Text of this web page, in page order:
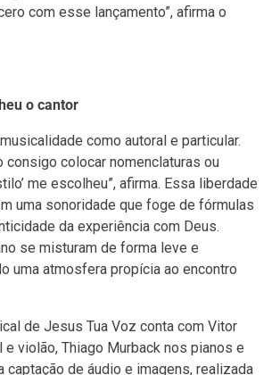
com esse lançamento”, afirma o
o cantor
como autoral e particular.
consigo colocar nomenclaturas ou
me escolheu”, afirma. Essa liberdade
uma sonoridade que foge de fórmulas
da experiência com Deus.
se misturam de forma leve e
uma atmosfera propícia ao encontro
de Jesus Tua Voz conta com Vitor
e violão, Thiago Murback nos pianos e
captação de áudio e imagens, realizada